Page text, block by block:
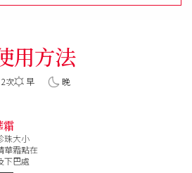
用方法
次 早 晚
霜
珠大小
華霜點在
下巴處